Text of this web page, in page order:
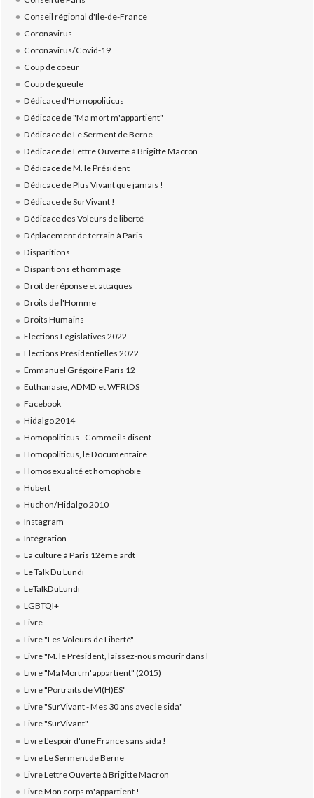
Conseil régional d'Ile-de-France
Coronavirus
Coronavirus/Covid-19
Coup de coeur
Coup de gueule
Dédicace d'Homopoliticus
Dédicace de "Ma mort m'appartient"
Dédicace de Le Serment de Berne
Dédicace de Lettre Ouverte à Brigitte Macron
Dédicace de M. le Président
Dédicace de Plus Vivant que jamais !
Dédicace de SurVivant !
Dédicace des Voleurs de liberté
Déplacement de terrain à Paris
Disparitions
Disparitions et hommage
Droit de réponse et attaques
Droits de l'Homme
Droits Humains
Elections Législatives 2022
Elections Présidentielles 2022
Emmanuel Grégoire Paris 12
Euthanasie, ADMD et WFRtDS
Facebook
Hidalgo 2014
Homopoliticus - Comme ils disent
Homopoliticus, le Documentaire
Homosexualité et homophobie
Hubert
Huchon/Hidalgo 2010
Instagram
Intégration
La culture à Paris 12éme ardt
Le Talk Du Lundi
LeTalkDuLundi
LGBTQI+
Livre
Livre "Les Voleurs de Liberté"
Livre "M. le Président, laissez-nous mourir dans l
Livre "Ma Mort m'appartient" (2015)
Livre "Portraits de VI(H)ES"
Livre "SurVivant - Mes 30 ans avec le sida"
Livre "SurVivant"
Livre L'espoir d'une France sans sida !
Livre Le Serment de Berne
Livre Lettre Ouverte à Brigitte Macron
Livre Mon corps m'appartient !